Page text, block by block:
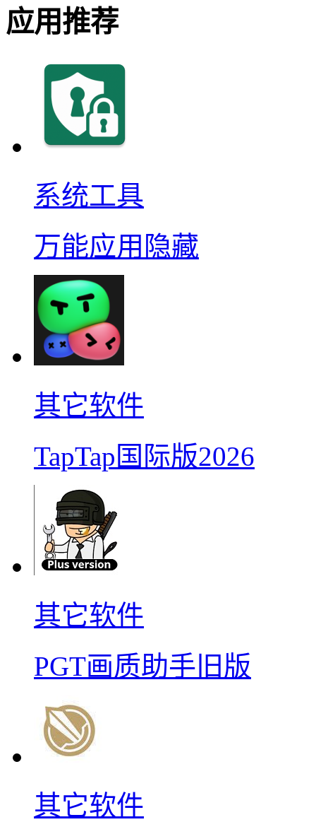
应用推荐
系统工具
万能应用隐藏
其它软件
TapTap国际版2026
其它软件
PGT画质助手旧版
其它软件